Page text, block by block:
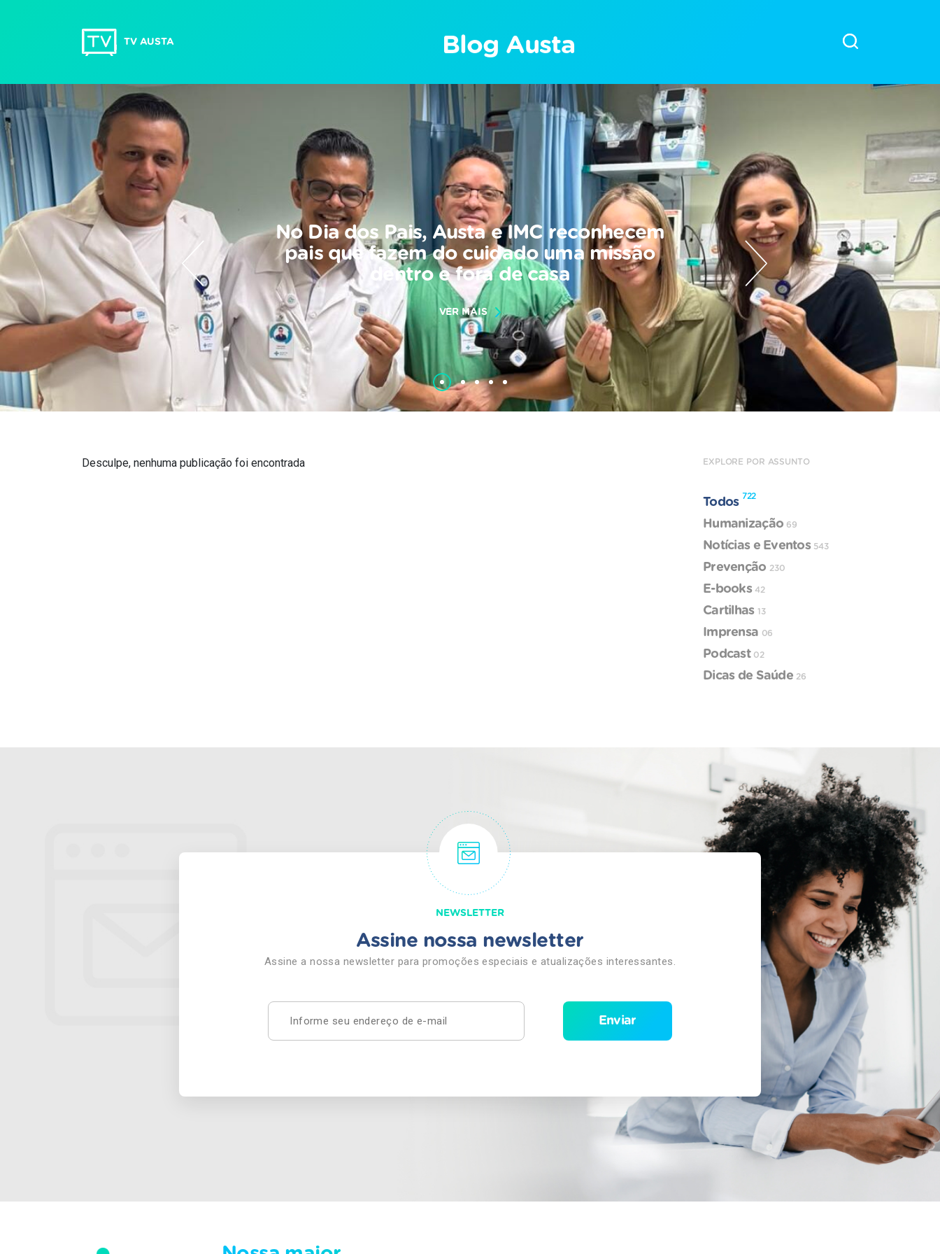
TV AUSTA Blog Austa
No Dia dos Pais, Austa e IMC reconhecem
pais que fazem do cuidado uma missão
dentro e fora de casa
VER MAIS
Desculpe, nenhuma publicação foi encontrada EXPLORE POR ASSUNTO
Todos 722
Humanização 69
Notícias e Eventos 543
Prevenção 230
E-books 42
Cartilhas 13
Imprensa 06
Podcast 02
Dicas de Saúde 26
NEWSLETTER
Assine nossa newsletter
Assine a nossa newsletter para promoções especiais e atualizações interessantes.